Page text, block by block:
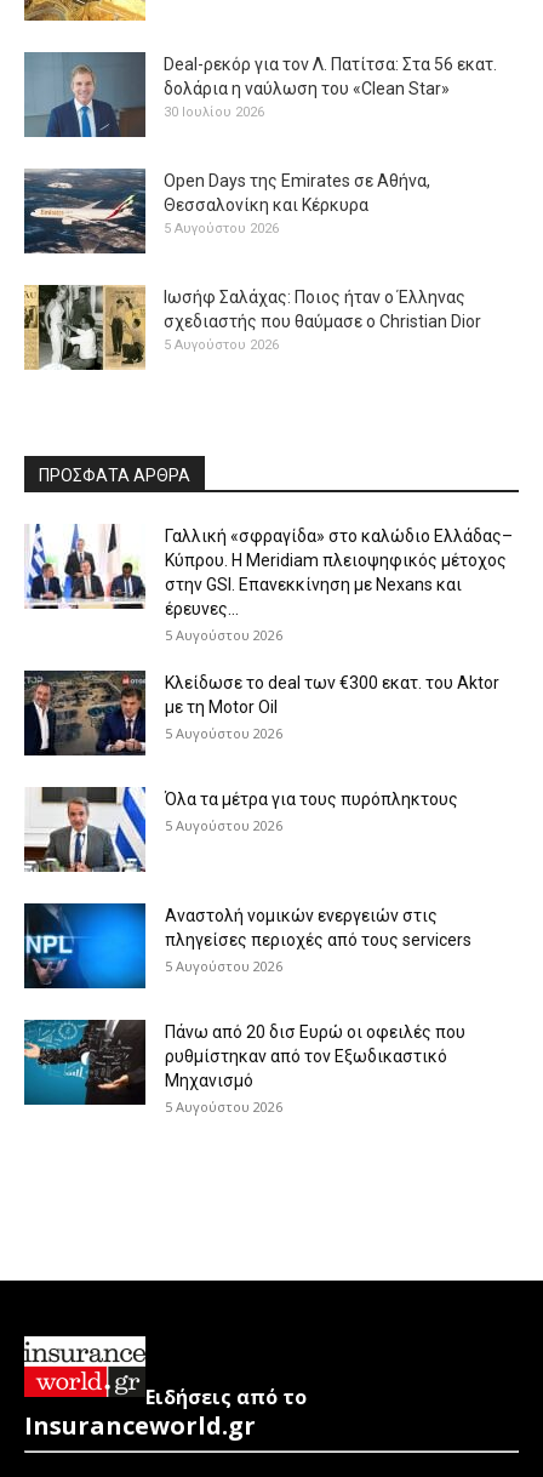
Deal-ρεκόρ για τον Λ. Πατίτσα: Στα 56 εκατ.
δολάρια η ναύλωση του «Clean Star»
30 Ιουλίου 2026
Open Days της Emirates σε Αθήνα,
Θεσσαλονίκη και Κέρκυρα
5 Αυγούστου 2026
Ιωσήφ Σαλάχας: Ποιος ήταν ο Έλληνας
σχεδιαστής που θαύμασε ο Christian Dior
5 Αυγούστου 2026
ΠΡΟΣΦΑΤΑ ΑΡΘΡΑ
Γαλλική «σφραγίδα» στο καλώδιο Ελλάδας–
Κύπρου. Η Meridiam πλειοψηφικός μέτοχος
στην GSI. Επανεκκίνηση με Nexans και
έρευνες...
5 Αυγούστου 2026
Κλείδωσε το deal των €300 εκατ. του Aktor
με τη Μotor Oil
5 Αυγούστου 2026
Όλα τα μέτρα για τους πυρόπληκτους
5 Αυγούστου 2026
Αναστολή νομικών ενεργειών στις
πληγείσες περιοχές από τους servicers
5 Αυγούστου 2026
Πάνω από 20 δισ Ευρώ οι οφειλές που
ρυθμίστηκαν από τον Εξωδικαστικό
Μηχανισμό
5 Αυγούστου 2026
Ειδήσεις από το
Insuranceworld.gr